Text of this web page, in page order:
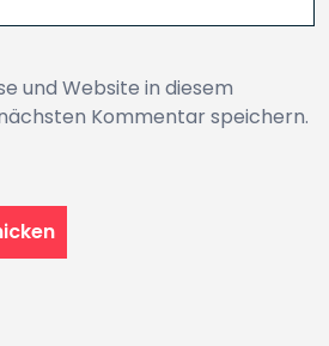
und Website in diesem
Kommentar speichern.